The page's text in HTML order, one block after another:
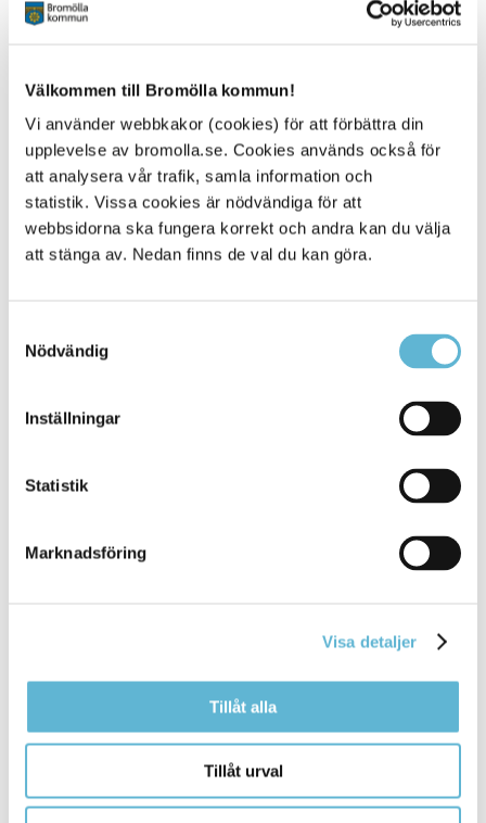
Välkommen till Bromölla kommun!
Vi använder webbkakor (cookies) för att förbättra din
upplevelse av bromolla.se. Cookies används också för
att analysera vår trafik, samla information och
statistik. Vissa cookies är nödvändiga för att
webbsidorna ska fungera korrekt och andra kan du välja
att stänga av. Nedan finns de val du kan göra.
Nödvändig
Inställningar
Statistik
Marknadsföring
Visa detaljer
Tillåt alla
Tillåt urval
273
Alla platser
KONTAKT
Besöksadress
Box 18, 295 21 Bromölla
Fax: 0456-82 22 00